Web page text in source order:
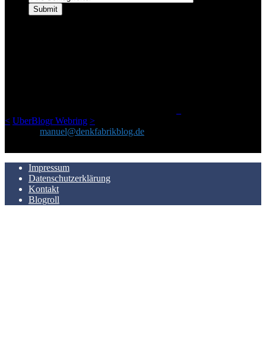
< UberBlogr Webring >
manuel@denkfabrikblog.de
Impressum
Datenschutzerklärung
Kontakt
Blogroll